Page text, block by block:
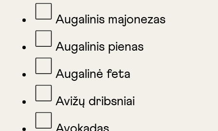
Augalinis majonezas
Augalinis pienas
Augalinė feta
Avižų dribsniai